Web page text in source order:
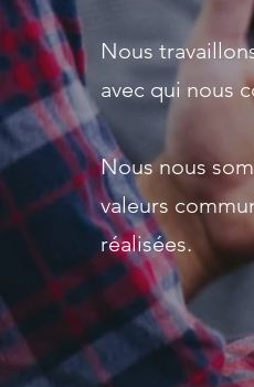
Nous
avec qui nous
Nous nous
valeurs
réalisées.
Prendre